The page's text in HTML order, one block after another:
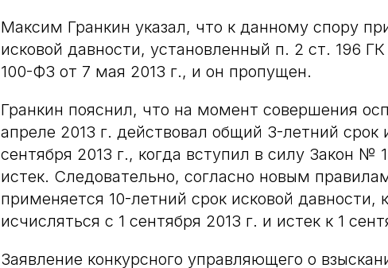
Максим Гранкин указал, что к данному спору
исковой давности, установленный п. 2 ст. 196
100-ФЗ от 7 мая 2013 г., и он пропущен.
Гранкин пояснил, что на момент совершения
апреле 2013 г. действовал общий 3-летний срок
сентября 2013 г., когда вступил в силу Закон №
истек. Следовательно, согласно новым
применяется 10-летний срок исковой давности,
исчисляться с 1 сентября 2013 г. и истек к 1
Заявление конкурсного управляющего о